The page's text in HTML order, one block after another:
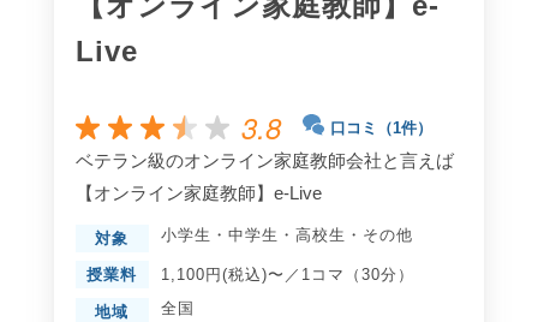
Live
3.8 口コミ（1件）
ベテラン級のオンライン家庭教師会社と言えば
【オンライン家庭教師】e-Live
対象 小学生 ・ 中学生 ・ 高校生 ・ その他
授業料 1,100円(税込)〜／1コマ（30分）
地域 全国